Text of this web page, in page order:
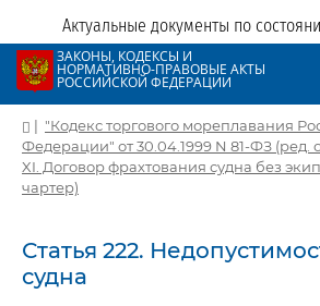
Актуальные документы по
ЗАКОНЫ, КОДЕКСЫ И
НОРМАТИВНО-ПРАВОВЫЕ АКТЫ
РОССИЙСКОЙ ФЕДЕРАЦИИ
| "Кодекс торгового мореплавания
Федерации" от 30.04.1999 N 81-ФЗ (ред.
XI. Договор фрахтования судна без
чартер)
Статья 222.
судна